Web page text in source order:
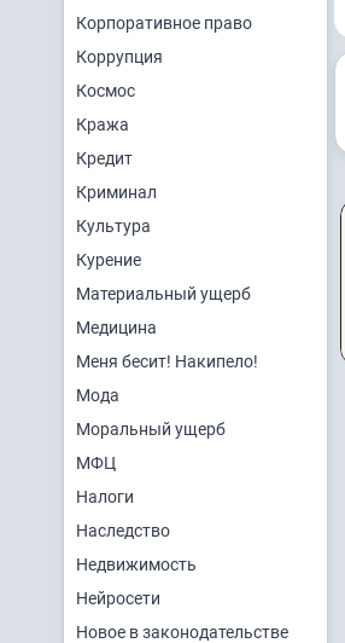
Корпоративное право
Коррупция
Космос
Кража
Кредит
Криминал
Культура
Курение
Материальный ущерб
Медицина
Меня бесит! Накипело!
Мода
Моральный ущерб
МФЦ
Налоги
Наследство
Недвижимость
Нейросети
Новое в законодательстве